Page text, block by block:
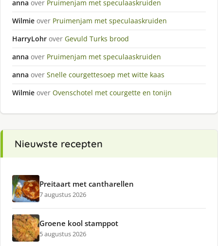
anna over Pruimenjam met speculaaskruiden
Wilmie over Pruimenjam met speculaaskruiden
HarryLohr over Gevuld Turks brood
anna over Pruimenjam met speculaaskruiden
anna over Snelle courgettesoep met witte kaas
Wilmie over Ovenschotel met courgette en tonijn
Nieuwste recepten
Preitaart met cantharellen
7 augustus 2026
Groene kool stamppot
5 augustus 2026